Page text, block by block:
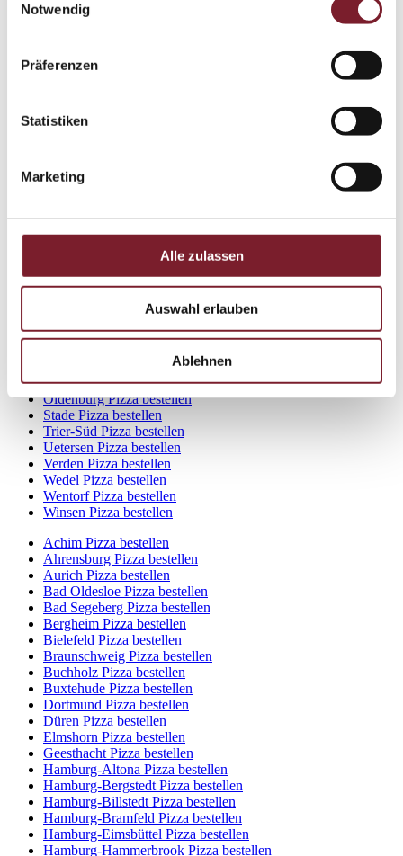
Notwendig
Präferenzen
Statistiken
Marketing
Alle zulassen
Auswahl erlauben
Ablehnen
Braunschweig Pizza bestellen
Dortmund Pizza bestellen
Düren Pizza bestellen
Hamburg-Altona Pizza bestellen
Hamburg-Bramfeld Pizza bestellen
Hamburg-Eimsbüttel Pizza bestellen
Hamburg-Hausbruch Pizza bestellen
Hamburg-Hohenfelde Pizza bestellen
Hamburg-Lurup Pizza bestellen
Heidelberg Pizza bestellen
Henstedt-Ulzburg Pizza bestellen
Itzehoe Pizza bestellen
Kerpen Pizza bestellen
Lüneburg Pizza bestellen
Nienburg Pizza bestellen
Oldenburg Pizza bestellen
Stade Pizza bestellen
Trier-Süd Pizza bestellen
Uetersen Pizza bestellen
Verden Pizza bestellen
Wedel Pizza bestellen
Wentorf Pizza bestellen
Winsen Pizza bestellen
Achim Pizza bestellen
Ahrensburg Pizza bestellen
Aurich Pizza bestellen
Bad Oldesloe Pizza bestellen
Bad Segeberg Pizza bestellen
Bergheim Pizza bestellen
Bielefeld Pizza bestellen
Braunschweig Pizza bestellen
Buchholz Pizza bestellen
Buxtehude Pizza bestellen
Dortmund Pizza bestellen
Düren Pizza bestellen
Elmshorn Pizza bestellen
Geesthacht Pizza bestellen
Hamburg-Altona Pizza bestellen
Hamburg-Bergstedt Pizza bestellen
Hamburg-Billstedt Pizza bestellen
Hamburg-Bramfeld Pizza bestellen
Hamburg-Eimsbüttel Pizza bestellen
Hamburg-Hammerbrook Pizza bestellen